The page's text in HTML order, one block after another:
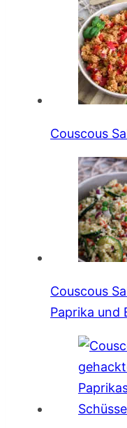
Couscous
Couscous
Paprika und